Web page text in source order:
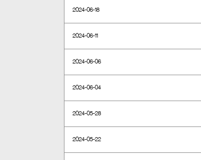
2024-06-18
2024-06-11
2024-06-06
2024-06-04
2024-05-28
2024-05-22